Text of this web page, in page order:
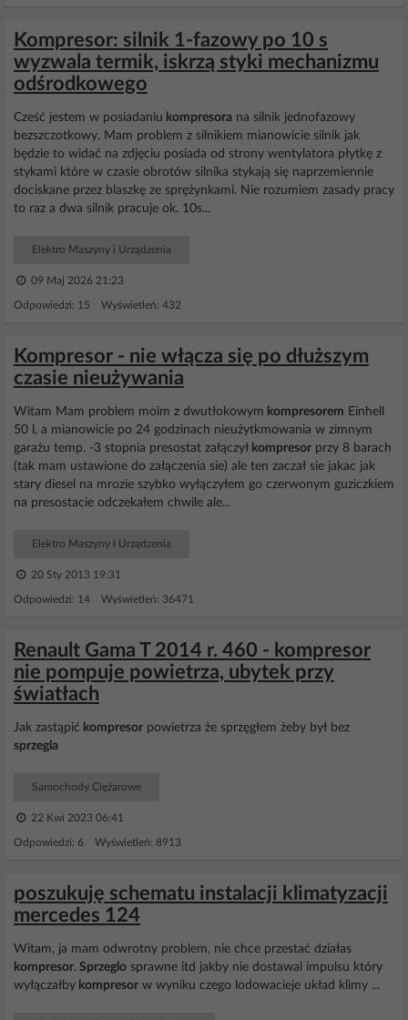
Kompresor: silnik 1-fazowy po 10 s
wyzwala termik, iskrzą styki mechanizmu
odśrodkowego
Cześć jestem w posiadaniu kompresora na silnik jednofazowy
bezszczotkowy. Mam problem z silnikiem mianowicie silnik jak
będzie to widać na zdjęciu posiada od strony wentylatora płytkę z
stykami które w czasie obrotów silnika stykają się naprzemiennie
dociskane przez blaszkę ze sprężynkami. Nie rozumiem zasady pracy
to raz a dwa silnik pracuje ok. 10s...
Elektro Maszyny i Urządzenia
09 Maj 2026 21:23
Odpowiedzi: 15 Wyświetleń: 432
Kompresor - nie włącza się po dłuższym
czasie nieużywania
Witam Mam problem moim z dwutłokowym kompresorem Einhell
50 l, a mianowicie po 24 godzinach nieużytkmowania w zimnym
garażu temp. -3 stopnia presostat załączył kompresor przy 8 barach
(tak mam ustawione do załączenia sie) ale ten zaczał sie jakac jak
stary diesel na mrozie szybko wyłączyłem go czerwonym guziczkiem
na presostacie odczekałem chwile ale...
Elektro Maszyny i Urządzenia
20 Sty 2013 19:31
Odpowiedzi: 14 Wyświetleń: 36471
Renault Gama T 2014 r. 460 - kompresor
nie pompuje powietrza, ubytek przy
światłach
Jak zastąpić kompresor powietrza że sprzęgłem żeby był bez
sprzegla
Samochody Ciężarowe
22 Kwi 2023 06:41
Odpowiedzi: 6 Wyświetleń: 8913
poszukuję schematu instalacji klimatyzacji
mercedes 124
Witam, ja mam odwrotny problem, nie chce przestać działas
kompresor. Sprzeglo sprawne itd jakby nie dostawal impulsu który
wyłączałby kompresor w wyniku czego lodowacieje układ klimy ...